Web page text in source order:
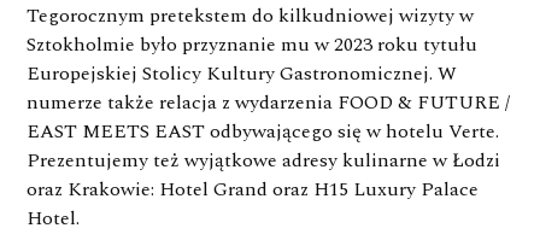
Tegorocznym pretekstem do kilkudniowej wizyty w
Sztokholmie było przyznanie mu w 2023 roku tytułu
Europejskiej Stolicy Kultury Gastronomicznej. W
numerze także relacja z wydarzenia FOOD & FUTURE /
EAST MEETS EAST odbywającego się w hotelu Verte.
Prezentujemy też wyjątkowe adresy kulinarne w Łodzi
oraz Krakowie: Hotel Grand oraz H15 Luxury Palace
Hotel.